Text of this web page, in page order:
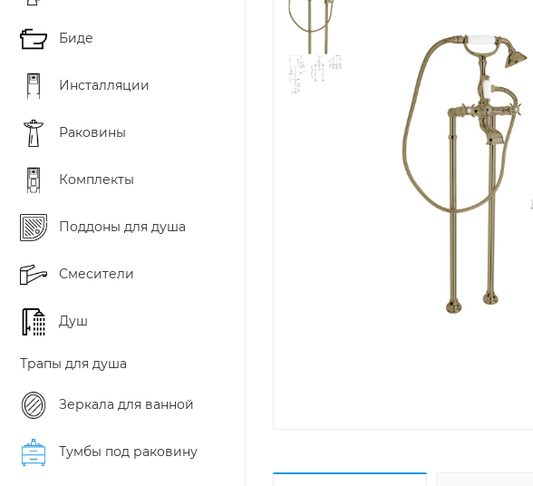
Биде
Инсталляции
Раковины
Комплекты
Поддоны для душа
Смесители
Душ
Трапы для душа
Зеркала для ванной
Тумбы под раковину